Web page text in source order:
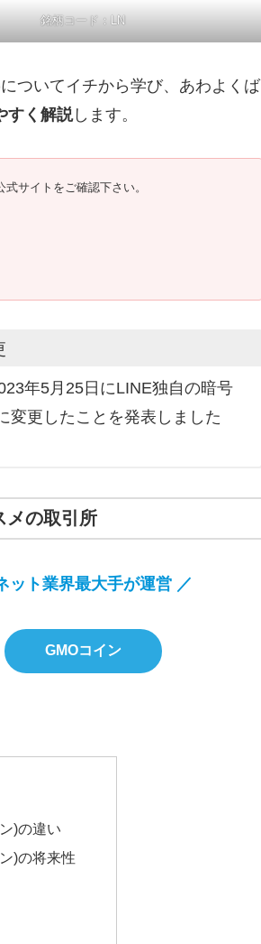
銘柄コード：LN
についてイチから学び、あわよくば
すく解説します。
サイトをご確認下さい。
年5月25日にLINE独自の暗号
変更したことを発表しました
メの取引所
ット業界最大手が運営 ／
GMOコイン
)の違い
)の将来性